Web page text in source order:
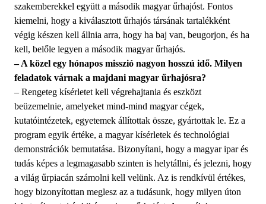
szakemberekkel együtt a második magyar űrhajóst. Fontos
kiemelni, hogy a kiválasztott űrhajós társának tartalékként
végig készen kell állnia arra, hogy ha baj van, beugorjon, és ha
kell, belőle legyen a második magyar űrhajós.
– A közel egy hónapos misszió nagyon hosszú idő. Milyen
feladatok várnak a majdani magyar űrhajósra?
– Rengeteg kísérletet kell végrehajtania és eszközt
beüzemelnie, amelyeket mind-mind magyar cégek,
kutatóintézetek, egyetemek állítottak össze, gyártottak le. Ez a
program egyik értéke, a magyar kísérletek és technoló­giai
demonstrációk bemutatása. Bizonyítani, hogy a magyar ipar és
tudás képes a legmagasabb szinten is helytállni, és jelezni, hogy
a világ űrpiacán számolni kell velünk. Az is rendkívül értékes,
hogy bizonyítottan meglesz az a tudásunk, hogy milyen úton